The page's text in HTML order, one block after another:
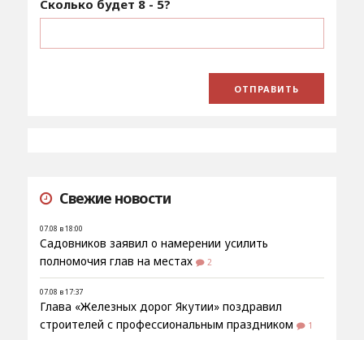
Сколько будет 8 - 5?
Свежие новости
07.08 в 18:00
Садовников заявил о намерении усилить
полномочия глав на местах
2
07.08 в 17:37
Глава «Железных дорог Якутии» поздравил
строителей с профессиональным праздником
1